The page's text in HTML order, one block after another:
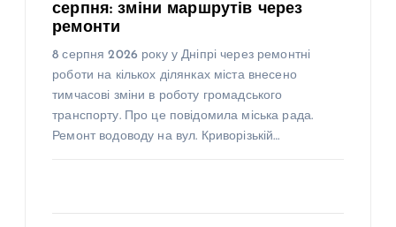
серпня: зміни маршрутів через
ремонти
8 серпня 2026 року у Дніпрі через ремонтні
роботи на кількох ділянках міста внесено
тимчасові зміни в роботу громадського
транспорту. Про це повідомила міська рада.
Ремонт водоводу на вул. Криворізькій…